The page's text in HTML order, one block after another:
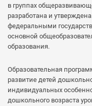
в группах
разработана и
федеральными
основной
образования.
Образовательная
развитие детей
индивидуальных
дошкольного возраста
Нажимая на
на